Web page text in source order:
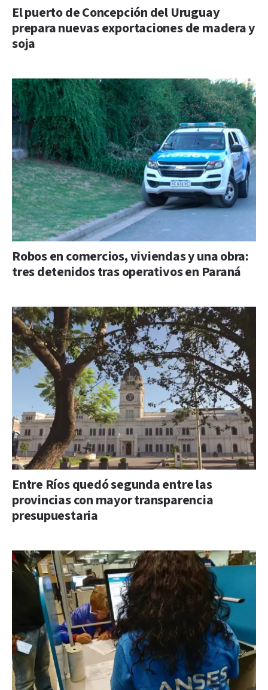
El puerto de Concepción del Uruguay
prepara nuevas exportaciones de madera y
soja
Robos en comercios, viviendas y una obra:
tres detenidos tras operativos en Paraná
Entre Ríos quedó segunda entre las
provincias con mayor transparencia
presupuestaria